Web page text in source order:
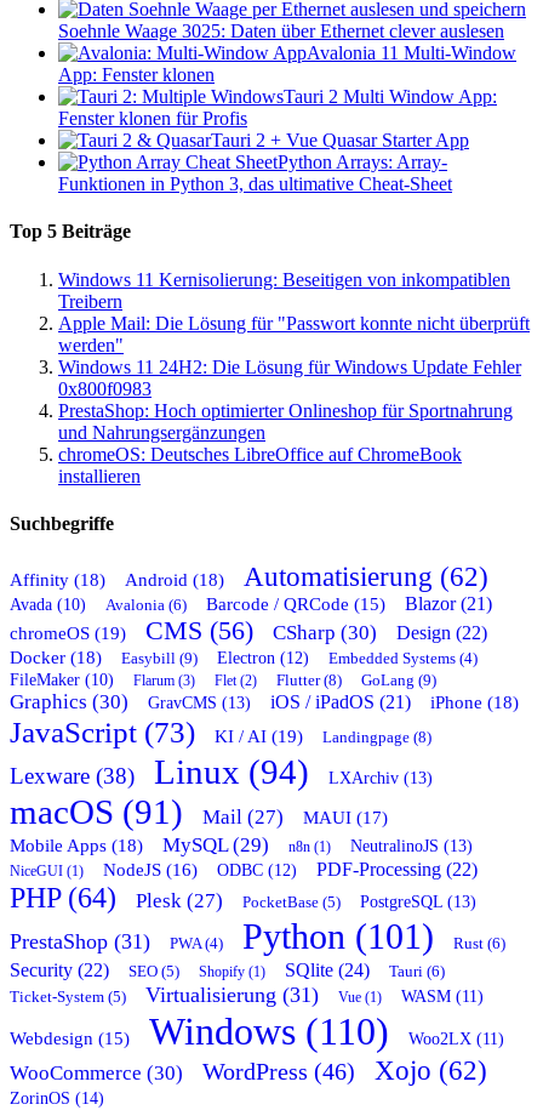
Soehnle Waage 3025: Daten über Ethernet clever auslesen
Avalonia 11 Multi-Window
App: Fenster klonen
Tauri 2 Multi Window App:
Fenster klonen für Profis
Tauri 2 + Vue Quasar Starter App
Python Arrays: Array-
Funktionen in Python 3, das ultimative Cheat-Sheet
Top 5 Beiträge
Windows 11 Kernisolierung: Beseitigen von inkompatiblen
Treibern
Apple Mail: Die Lösung für "Passwort konnte nicht überprüft
werden"
Windows 11 24H2: Die Lösung für Windows Update Fehler
0x800f0983
PrestaShop: Hoch optimierter Onlineshop für Sportnahrung
und Nahrungsergänzungen
chromeOS: Deutsches LibreOffice auf ChromeBook
installieren
Suchbegriffe
Affinity (18) Android (18) Automatisierung (62)
Avada (10) Avalonia (6) Barcode / QRCode (15)
Blazor (21)
chromeOS (19)
CMS (56) CSharp (30) Design (22)
Docker (18) Easybill (9) Electron (12) Embedded Systems (4)
FileMaker (10) Flarum (3) Flet (2) Flutter (8) GoLang (9)
Graphics (30) GravCMS (13) iOS / iPadOS (21) iPhone (18)
JavaScript (73) KI / AI (19) Landingpage (8)
Lexware (38) Linux (94) LXArchiv (13)
macOS (91) Mail (27)
MAUI (17)
Mobile Apps (18)
MySQL (29) n8n (1) NeutralinoJS (13)
NiceGUI (1) NodeJS (16) ODBC (12) PDF-Processing (22)
PHP (64) Plesk (27) PocketBase (5) PostgreSQL (13)
PrestaShop (31) PWA (4) Python (101) Rust (6)
Security (22) SEO (5) Shopify (1) SQlite (24) Tauri (6)
Ticket-System (5) Virtualisierung (31) Vue (1) WASM (11)
Webdesign (15) Windows (110) Woo2LX (11)
WooCommerce (30) WordPress (46) Xojo (62)
ZorinOS (14)